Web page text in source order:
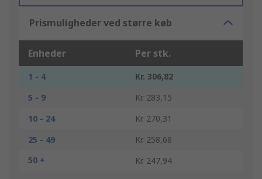
Prismuligheder ved større køb
Enheder Per stk.
1 - 4
Kr. 306,82
5 - 9
Kr. 283,15
10 - 24
Kr. 270,31
25 - 49
Kr. 258,68
50 +
Kr. 247,94